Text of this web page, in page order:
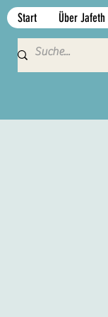
Start Über Jafeth